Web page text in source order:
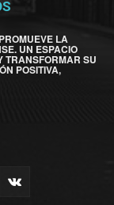
LA
UN ESPACIO
TRANSFORMAR SU
POSITIVA,